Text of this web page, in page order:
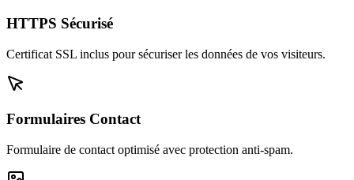
HTTPS Sécurisé
Certificat SSL inclus pour sécuriser les données de vos visiteurs.
Formulaires Contact
Formulaire de contact optimisé avec protection anti-spam.